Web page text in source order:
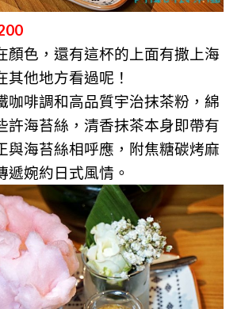
顏色，還有這杯的上面有撒上海
其他地方看過呢！
咖啡調和高品質宇治抹茶粉，綿
許海苔絲，清香抹茶本身即帶有
與海苔絲相呼應，附焦糖碳烤麻
遞婉約日式風情。